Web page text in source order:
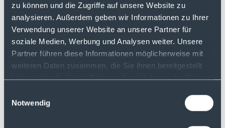
zu können und die Zugriffe auf unsere Website zu
analysieren. Außerdem geben wir Informationen zu Ihrer
Verwendung unserer Website an unsere Partner für
soziale Medien, Werbung und Analysen weiter. Unsere
Partner führen diese Informationen möglicherweise mit
weiteren Daten zusammen, die Sie ihnen bereitgestellt
haben oder die Sie im Rahmen Ihrer Nutzung der Dienste
Notwendig
Wir prüfen mit jeder Eingabe in den
Ordertyp, ob die vorgenommenen Eingaben